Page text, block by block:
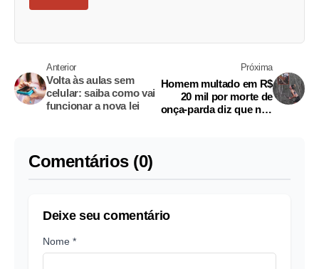
Anterior
Volta às aulas sem
celular: saiba como vai
funcionar a nova lei
Próxima
Homem multado em R$
20 mil por morte de
onça-parda diz que não
Comentários (0)
Deixe seu comentário
Nome *